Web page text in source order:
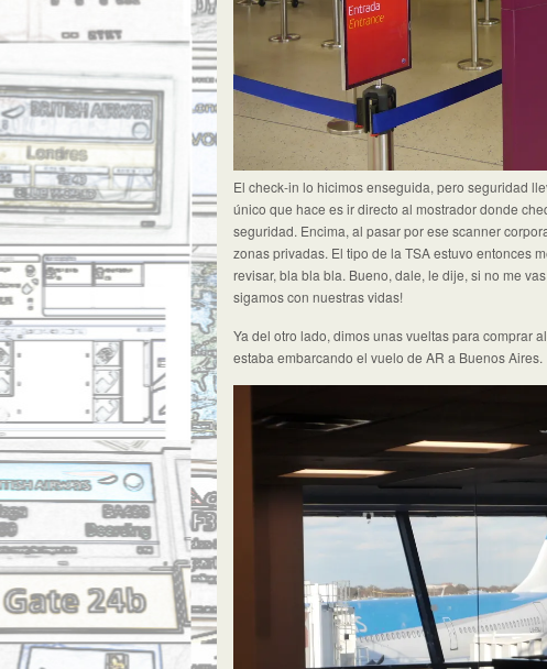
El check-in lo hicimos enseguida, pero seguridad
único que hace es ir directo al mostrador donde
seguridad. Encima, al pasar por ese scanner
zonas privadas. El tipo de la TSA estuvo entonces
revisar, bla bla bla. Bueno, dale, le dije, si no me
sigamos con nuestras vidas!
Ya del otro lado, dimos unas vueltas para comprar
estaba embarcando el vuelo de AR a Buenos Aires.